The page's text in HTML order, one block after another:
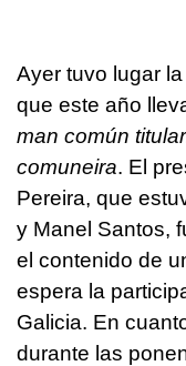
Ayer tuvo lugar
que este año
man común
comuneira. El
Pereira, que
y Manel Santos,
el contenido de
espera la
Galicia. En
durante las